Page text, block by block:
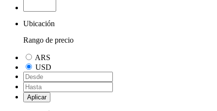
Ubicación
Rango de precio
ARS
USD
Aplicar